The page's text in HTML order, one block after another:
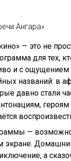
Ангара»
— это не
для тех,
и с ощущением
названий: в
давно стали
—
экране.
а